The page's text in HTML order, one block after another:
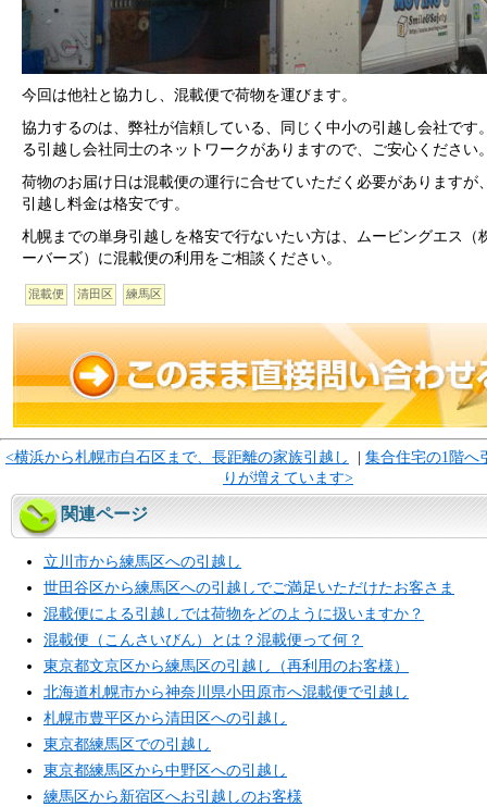
今回は他社と協力し、混載便で荷物を運びます。
協力するのは、弊社が信頼している、同じく中小の引越し会社です
る引越し会社同士のネットワークがありますので、ご安心ください
荷物のお届け日は混載便の運行に合せていただく必要がありますが
引越し料金は格安です。
札幌までの単身引越しを格安で行ないたい方は、ムービングエス（
ーバーズ）に混載便の利用をご相談ください。
混載便 清田区 練馬区
<横浜から札幌市白石区まで、長距離の家族引越し | 集合住宅の1階へ
りが増えています>
関連ページ
立川市から練馬区への引越し
世田谷区から練馬区への引越しでご満足いただけたお客さま
混載便による引越しでは荷物をどのように扱いますか？
混載便（こんさいびん）とは？混載便って何？
東京都文京区から練馬区の引越し（再利用のお客様）
北海道札幌市から神奈川県小田原市へ混載便で引越し
札幌市豊平区から清田区への引越し
東京都練馬区での引越し
東京都練馬区から中野区への引越し
練馬区から新宿区へお引越しのお客様